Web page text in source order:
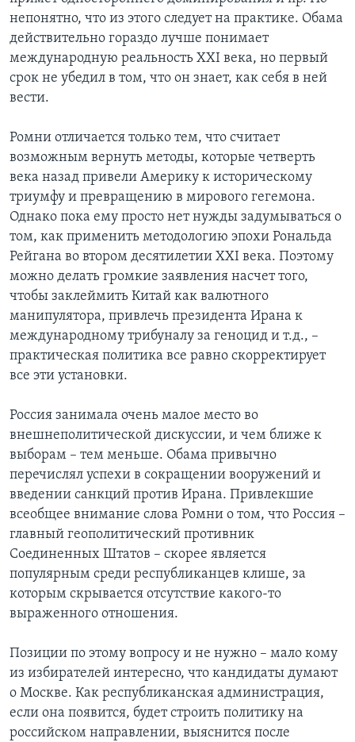
непонятно, что из этого следует на практике. Обама
действительно гораздо лучше понимает
международную реальность XXI века, но первый
срок не убедил в том, что он знает, как себя в ней
вести.
Ромни отличается только тем, что считает
возможным вернуть методы, которые четверть
века назад привели Америку к историческому
триумфу и превращению в мирового гегемона.
Однако пока ему просто нет нужды задумываться о
том, как применить методологию эпохи Рональда
Рейгана во втором десятилетии XXI века. Поэтому
можно делать громкие заявления насчет того,
чтобы заклеймить Китай как валютного
манипулятора, привлечь президента Ирана к
международному трибуналу за геноцид и т.д., –
практическая политика все равно скорректирует
все эти установки.
Россия занимала очень малое место во
внешнеполитической дискуссии, и чем ближе к
выборам – тем меньше. Обама привычно
перечислял успехи в сокращении вооружений и
введении санкций против Ирана. Привлекшие
всеобщее внимание слова Ромни о том, что Россия –
главный геополитический противник
Соединенных Штатов – скорее является
популярным среди республиканцев клише, за
которым скрывается отсутствие какого-то
выраженного отношения.
Позиции по этому вопросу и не нужно – мало кому
из избирателей интересно, что кандидаты думают
о Москве. Как республиканская администрация,
если она появится, будет строить политику на
российском направлении, выяснится после